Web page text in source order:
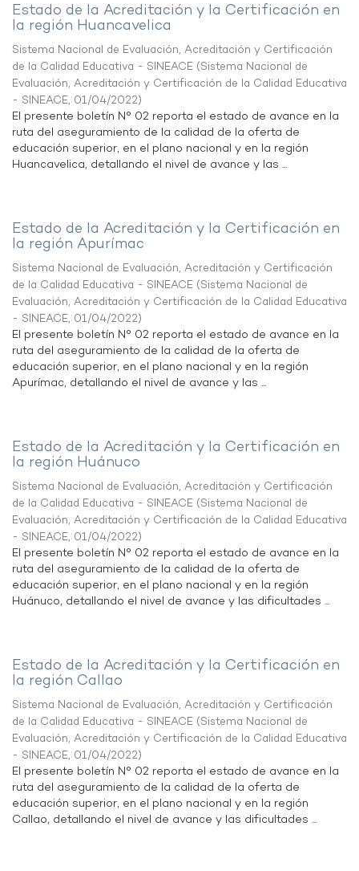
Estado de la Acreditación y la Certificación en
la región Huancavelica
Sistema Nacional de Evaluación, Acreditación y Certificación
de la Calidad Educativa - SINEACE (Sistema Nacional de
Evaluación, Acreditación y Certificación de la Calidad Educativa
- SINEACE, 01/04/2022)
El presente boletín N° 02 reporta el estado de avance en la
ruta del aseguramiento de la calidad de la oferta de
educación superior, en el plano nacional y en la región
Huancavelica, detallando el nivel de avance y las ...
Estado de la Acreditación y la Certificación en
la región Apurímac
Sistema Nacional de Evaluación, Acreditación y Certificación
de la Calidad Educativa - SINEACE (Sistema Nacional de
Evaluación, Acreditación y Certificación de la Calidad Educativa
- SINEACE, 01/04/2022)
El presente boletín N° 02 reporta el estado de avance en la
ruta del aseguramiento de la calidad de la oferta de
educación superior, en el plano nacional y en la región
Apurímac, detallando el nivel de avance y las ...
Estado de la Acreditación y la Certificación en
la región Huánuco
Sistema Nacional de Evaluación, Acreditación y Certificación
de la Calidad Educativa - SINEACE (Sistema Nacional de
Evaluación, Acreditación y Certificación de la Calidad Educativa
- SINEACE, 01/04/2022)
El presente boletín N° 02 reporta el estado de avance en la
ruta del aseguramiento de la calidad de la oferta de
educación superior, en el plano nacional y en la región
Huánuco, detallando el nivel de avance y las dificultades ...
Estado de la Acreditación y la Certificación en
la región Callao
Sistema Nacional de Evaluación, Acreditación y Certificación
de la Calidad Educativa - SINEACE (Sistema Nacional de
Evaluación, Acreditación y Certificación de la Calidad Educativa
- SINEACE, 01/04/2022)
El presente boletín N° 02 reporta el estado de avance en la
ruta del aseguramiento de la calidad de la oferta de
educación superior, en el plano nacional y en la región
Callao, detallando el nivel de avance y las dificultades ...